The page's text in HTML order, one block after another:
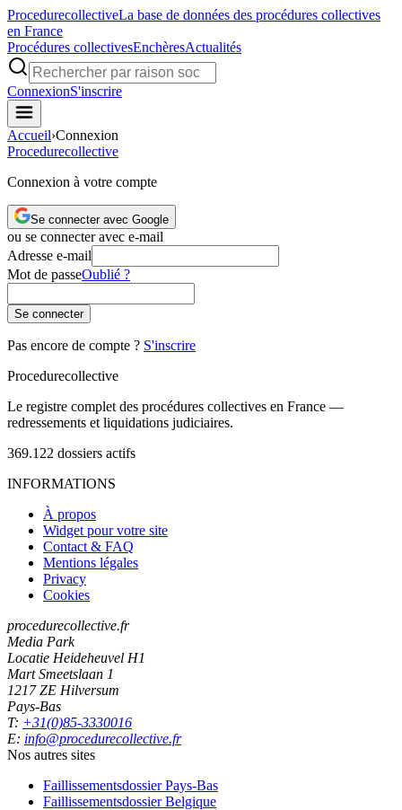
ProcedurecollectiveLa base de données des procédures collectives
en France
Procédures collectivesEnchèresActualités
ConnexionS'inscrire
Accueil›Connexion
Procedurecollective
Connexion à votre compte
Se connecter avec Google
ou se connecter avec e-mail
Adresse e-mail
Mot de passeOublié ?
Se connecter
Pas encore de compte ? S'inscrire
Procedurecollective
Le registre complet des procédures collectives en France —
redressements et liquidations judiciaires.
369.122 dossiers actifs
INFORMATIONS
À propos
Widget pour votre site
Contact & FAQ
Mentions légales
Privacy
Cookies
procedurecollective.fr
Media Park
Locatie Heideheuvel H1
Mart Smeetslaan 1
1217 ZE Hilversum
Pays-Bas
T: +31(0)85-3330016
E: info@procedurecollective.fr
Nos autres sites
Faillissementsdossier Pays-Bas
Faillissementsdossier Belgique